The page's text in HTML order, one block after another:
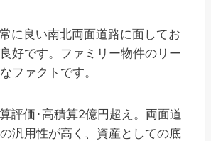
に良い南北両面道路に面してお
好です。ファミリー物件のリー
ファクトです。
評価･高積算2億円超え。両面道
汎用性が高く、資産としての底